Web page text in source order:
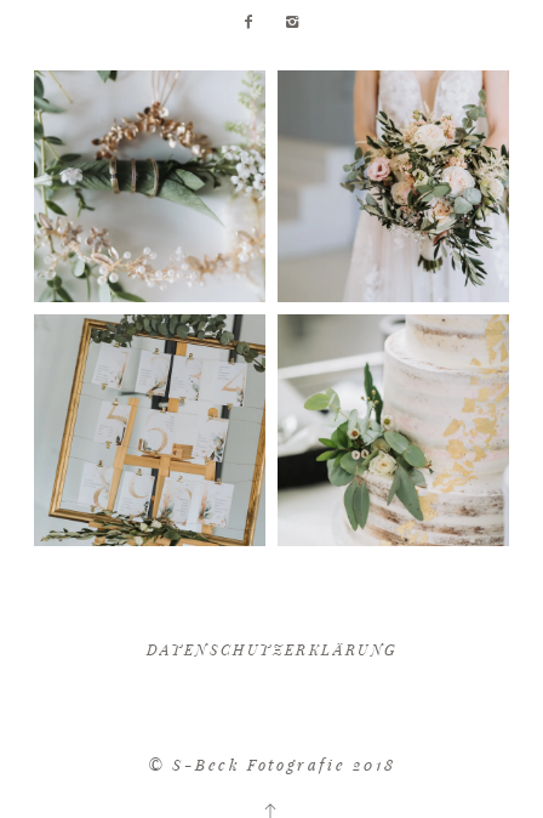
DATENSCHUTZERKLÄRUNG
© S-Beck Fotografie 2018